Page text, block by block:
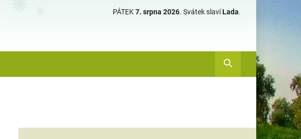
PÁTEK7. srpna 2026. Svátek slavíLada.